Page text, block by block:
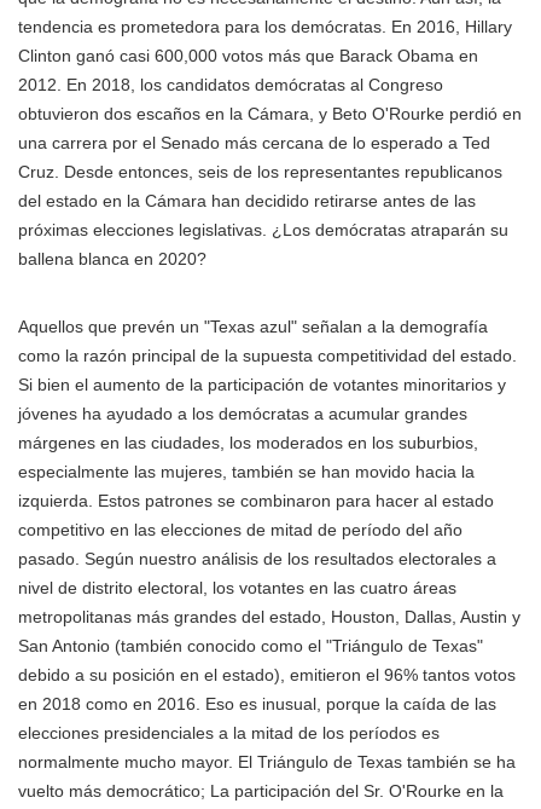
tendencia es prometedora para los demócratas. En 2016, Hillary
Clinton ganó casi 600,000 votos más que Barack Obama en
2012. En 2018, los candidatos demócratas al Congreso
obtuvieron dos escaños en la Cámara, y Beto O'Rourke perdió en
una carrera por el Senado más cercana de lo esperado a Ted
Cruz. Desde entonces, seis de los representantes republicanos
del estado en la Cámara han decidido retirarse antes de las
próximas elecciones legislativas. ¿Los demócratas atraparán su
ballena blanca en 2020?
Aquellos que prevén un "Texas azul" señalan a la demografía
como la razón principal de la supuesta competitividad del estado.
Si bien el aumento de la participación de votantes minoritarios y
jóvenes ha ayudado a los demócratas a acumular grandes
márgenes en las ciudades, los moderados en los suburbios,
especialmente las mujeres, también se han movido hacia la
izquierda. Estos patrones se combinaron para hacer al estado
competitivo en las elecciones de mitad de período del año
pasado. Según nuestro análisis de los resultados electorales a
nivel de distrito electoral, los votantes en las cuatro áreas
metropolitanas más grandes del estado, Houston, Dallas, Austin y
San Antonio (también conocido como el "Triángulo de Texas"
debido a su posición en el estado), emitieron el 96% tantos votos
en 2018 como en 2016. Eso es inusual, porque la caída de las
elecciones presidenciales a la mitad de los períodos es
normalmente mucho mayor. El Triángulo de Texas también se ha
vuelto más democrático; La participación del Sr. O'Rourke en la